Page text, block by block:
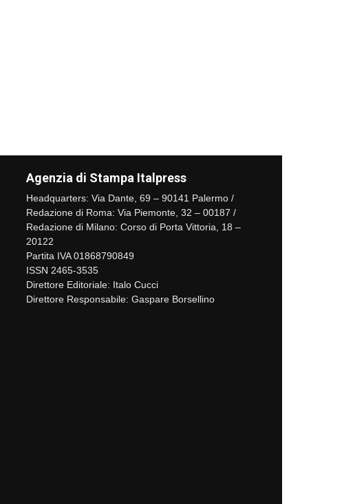
Agenzia di Stampa Italpress
Headquarters: Via Dante, 69 – 90141 Palermo /
Redazione di Roma: Via Piemonte, 32 – 00187 /
Redazione di Milano: Corso di Porta Vittoria, 18 –
20122
Partita IVA 01868790849
ISSN 2465-3535
Direttore Editoriale: Italo Cucci
Direttore Responsabile: Gaspare Borsellino